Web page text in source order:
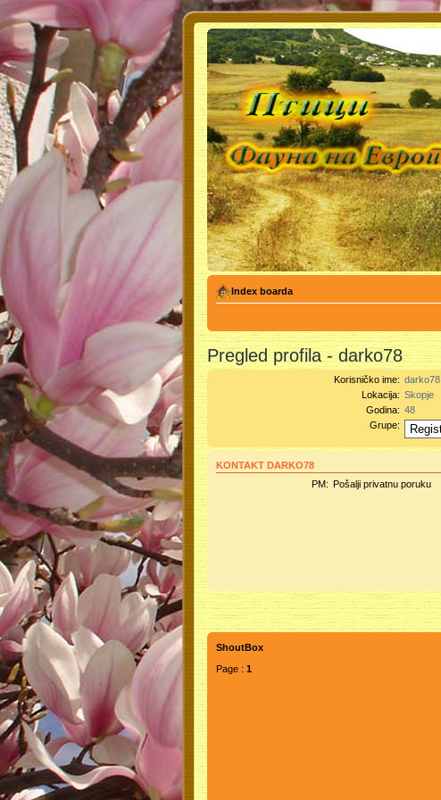
Index boarda
Pregled profila - darko78
Korisničko ime: darko78
Lokacija: Skopje
Godina: 48
Grupe:
KONTAKT DARKO78
PM: Pošalji privatnu poruku
ShoutBox
Page : 1